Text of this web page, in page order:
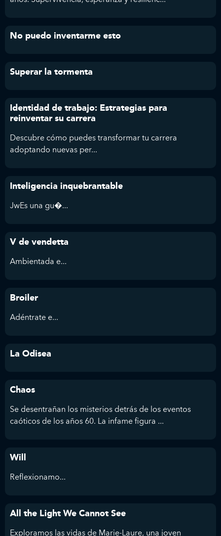
No puedo inventarme esto
Superar la tormenta
Identidad de trabajo: Estrategias para
reinventar su carrera
Descubre cómo puedes transformar tu carrera
adoptando nuevas per...
Inteligencia inquebrantable
JwEs una gu�...
V de vendetta
Ambientada e...
Broiler
Adéntrate e...
La Odisea
Chaos
Se desentrañan los misterios detrás de los eventos
caóticos de los años 60. La infame figura ...
Will
Reflexionamo...
All the Light We Cannot See
Exploramos las vidas de Marie-Laure, una joven